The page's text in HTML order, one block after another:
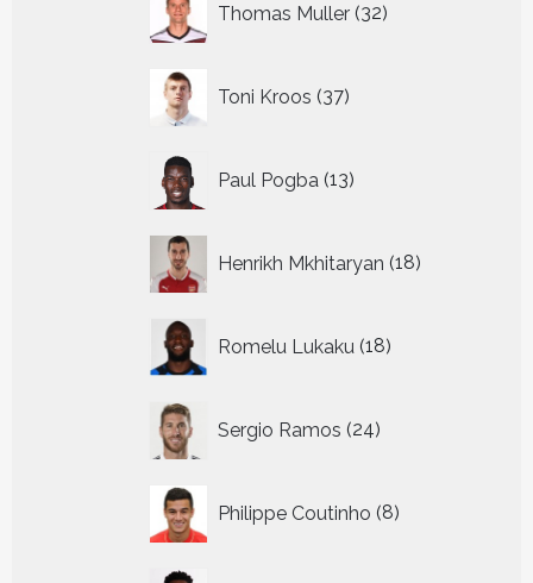
Thomas Muller 32
producten
Toni Kroos 37
producten
Paul Pogba 13
producten
Henrikh Mkhitaryan 18
producten
Romelu Lukaku 18
producten
Sergio Ramos 24
producten
Philippe Coutinho 8
producten